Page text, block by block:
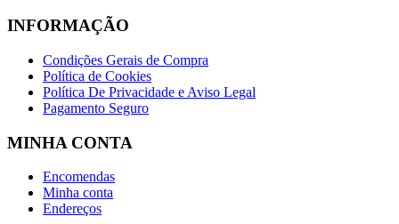
INFORMAÇÃO
Condições Gerais de Compra
Política de Cookies
Política De Privacidade e Aviso Legal
Pagamento Seguro
MINHA CONTA
Encomendas
Minha conta
Endereços